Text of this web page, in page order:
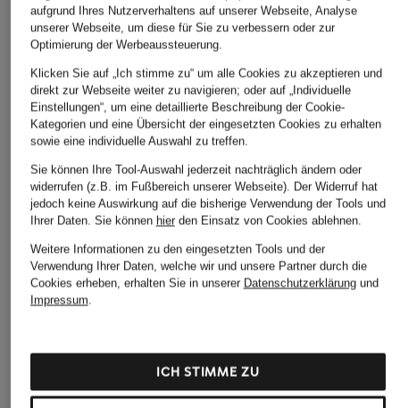
Leinen
CHF 109
Leinen
CHF 70
CHF 109
ÄHNLICHE ARTIKEL ENTDECKEN
aufgrund Ihres Nutzerverhaltens auf unserer Webseite, Analyse
unserer Webseite, um diese für Sie zu verbessern oder zur
Optimierung der Werbeaussteuerung.
Klicken Sie auf „Ich stimme zu“ um alle Cookies zu akzeptieren und
direkt zur Webseite weiter zu navigieren; oder auf „Individuelle
Einstellungen“, um eine detaillierte Beschreibung der Cookie-
Kategorien und eine Übersicht der eingesetzten Cookies zu erhalten
sowie eine individuelle Auswahl zu treffen.
Sie können Ihre Tool-Auswahl jederzeit nachträglich ändern oder
widerrufen (z.B. im Fußbereich unserer Webseite). Der Widerruf hat
jedoch keine Auswirkung auf die bisherige Verwendung der Tools und
Ihrer Daten. Sie können hierden Einsatz von Cookies ablehnen.
Weitere Informationen zu den eingesetzten Tools und der
Verwendung Ihrer Daten, welche wir und unsere Partner durch die
Cookies erheben, erhalten Sie in unserer Datenschutzerklärungund
Impressum.
ICH STIMME ZU